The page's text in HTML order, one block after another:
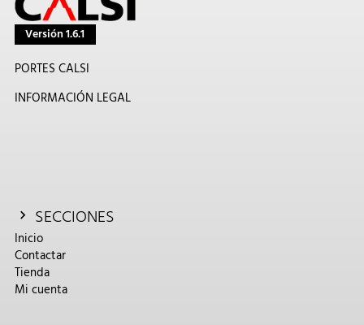
Versión 1.6.1
PORTES CALSI
INFORMACIÓN LEGAL
SECCIONES
Inicio
Contactar
Tienda
Mi cuenta